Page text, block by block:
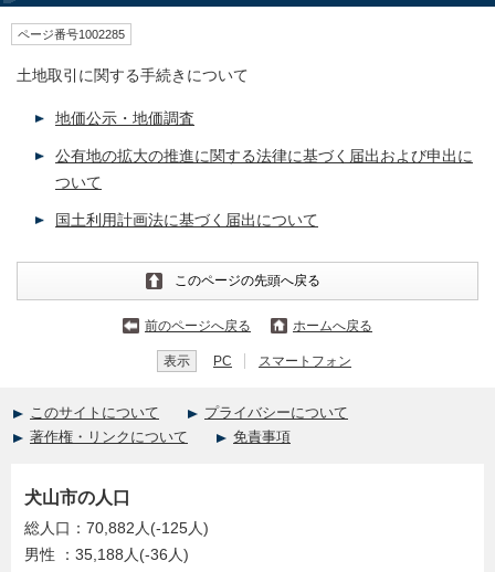
ページ番号1002285
土地取引に関する手続きについて
地価公示・地価調査
公有地の拡大の推進に関する法律に基づく届出および申出に
ついて
国土利用計画法に基づく届出について
このページの先頭へ戻る
前のページへ戻る ホームへ戻る
表示 PC スマートフォン
このサイトについて
プライバシーについて
著作権・リンクについて
免責事項
犬山市の人口
総人口：70,882人(-125人)
男性 ：35,188人(-36人)